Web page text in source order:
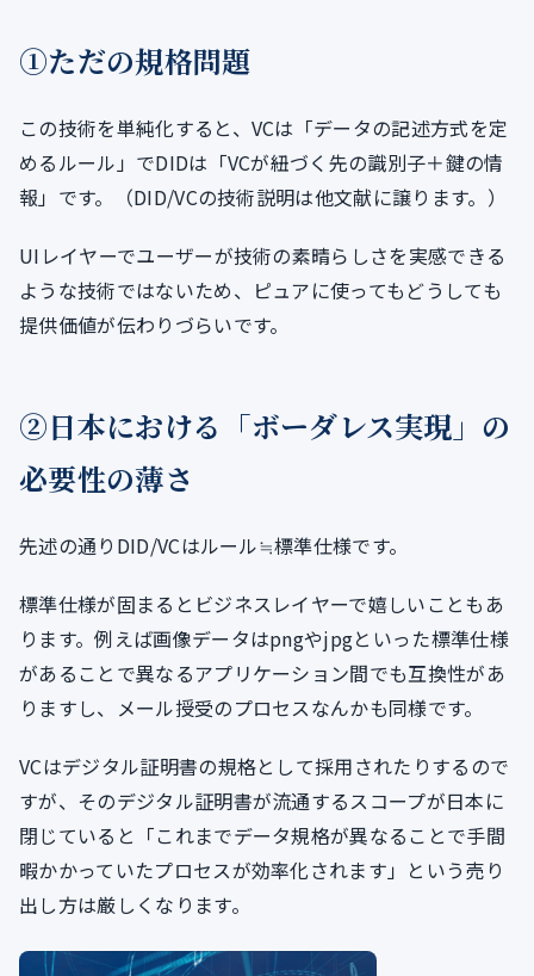
①ただの規格問題
この技術を単純化すると、VCは「データの記述方式を定
めるルール」でDIDは「VCが紐づく先の識別子＋鍵の情
報」です。（DID/VCの技術説明は他文献に譲ります。）
UIレイヤーでユーザーが技術の素晴らしさを実感できる
ような技術ではないため、ピュアに使ってもどうしても
提供価値が伝わりづらいです。
②日本における「ボーダレス実現」の
必要性の薄さ
先述の通りDID/VCはルール≒標準仕様です。
標準仕様が固まるとビジネスレイヤーで嬉しいこともあ
ります。例えば画像データはpngやjpgといった標準仕様
があることで異なるアプリケーション間でも互換性があ
りますし、メール授受のプロセスなんかも同様です。
VCはデジタル証明書の規格として採用されたりするので
すが、そのデジタル証明書が流通するスコープが日本に
閉じていると「これまでデータ規格が異なることで手間
暇かかっていたプロセスが効率化されます」という売り
出し方は厳しくなります。